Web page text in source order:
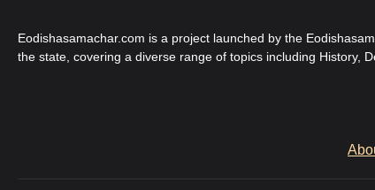
Eodishasamachar.com is a project launched by the
the state, covering a diverse range of topics including History,